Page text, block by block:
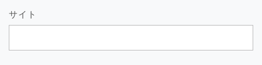
サイト